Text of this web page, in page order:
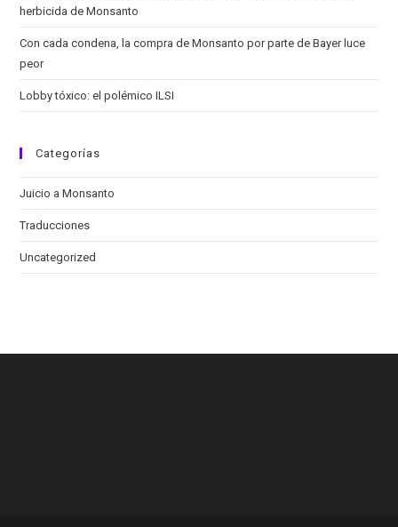
herbicida de Monsanto
Con cada condena, la compra de Monsanto por parte de Bayer luce
peor
Lobby tóxico: el polémico ILSI
Categorías
Juicio a Monsanto
Traducciones
Uncategorized